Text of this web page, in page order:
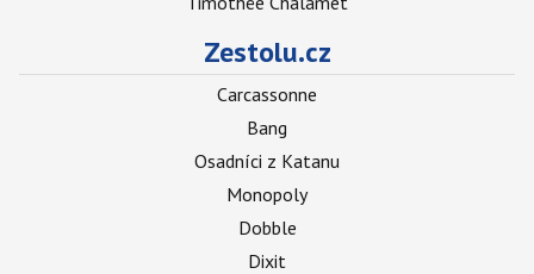
Zestolu.cz
Carcassonne
Bang
Osadníci z Katanu
Monopoly
Dobble
Dixit